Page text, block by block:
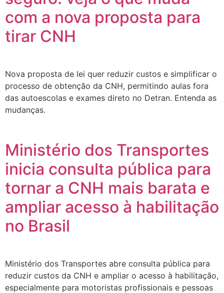
com a nova proposta para
tirar CNH
Nova proposta de lei quer reduzir custos e simplificar o
processo de obtenção da CNH, permitindo aulas fora
das autoescolas e exames direto no Detran. Entenda as
mudanças.
Ministério dos Transportes
inicia consulta pública para
tornar a CNH mais barata e
ampliar acesso à habilitação
no Brasil
Ministério dos Transportes abre consulta pública para
reduzir custos da CNH e ampliar o acesso à habilitação,
especialmente para motoristas profissionais e pessoas